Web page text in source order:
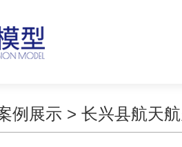
例展示 > 长兴县航天